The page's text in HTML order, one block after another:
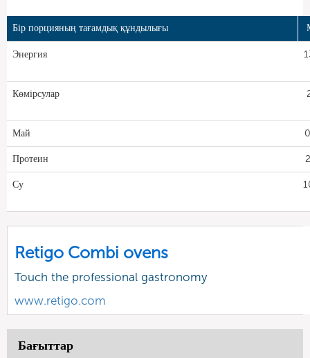
Бір порцияның тағамдық құндылығы
Энергия
Көмірсулар
Май
Протеин
Су
Retigo Combi ovens
Touch the professional gastronomy
www.retigo.com
Бағыттар